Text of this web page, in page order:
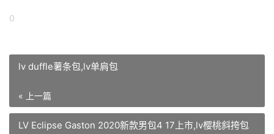
0
lv duffle薯条包,lv单肩包
« 上一篇
LV Eclipse Gaston 2020新款男包4 17上市,lv樱桃斜挎包